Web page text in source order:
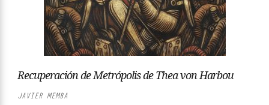
Recuperación de Metrópolis de Thea von Harbou
JAVIER MEMBA